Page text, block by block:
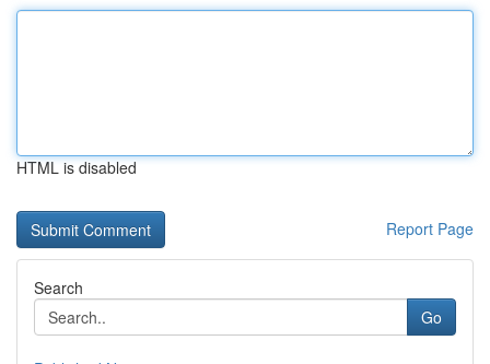
HTML is disabled
Report Page
Search
Go